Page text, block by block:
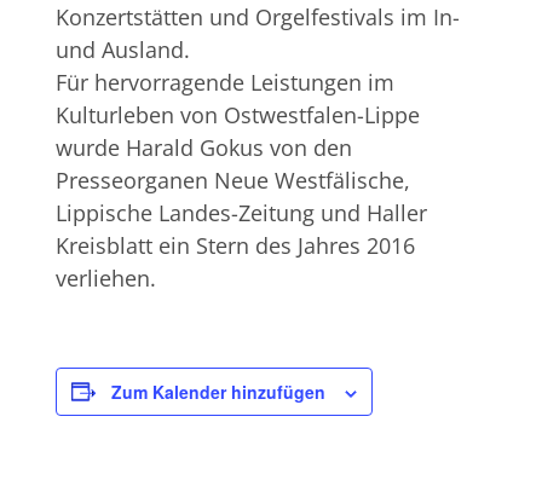
Konzertstätten und Orgelfestivals im In-
und Ausland.
Für hervorragende Leistungen im
Kulturleben von Ostwestfalen-Lippe
wurde Harald Gokus von den
Presseorganen Neue Westfälische,
Lippische Landes-Zeitung und Haller
Kreisblatt ein Stern des Jahres 2016
verliehen.
Zum Kalender hinzufügen